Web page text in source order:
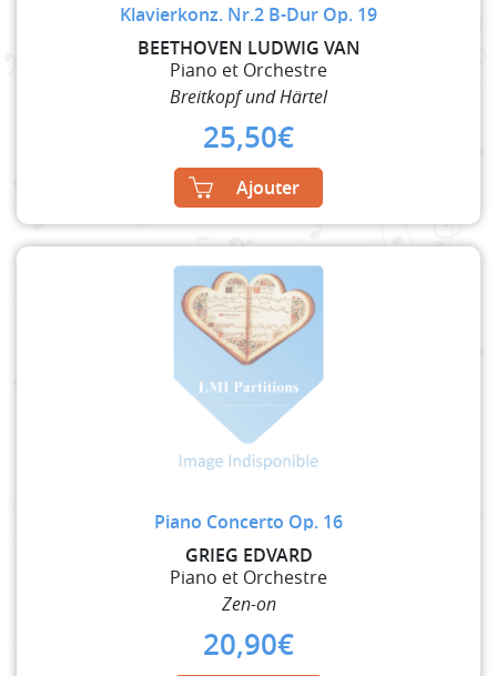
Klavierkonz. Nr.2 B-Dur Op. 19
BEETHOVEN LUDWIG VAN
Piano et Orchestre
Breitkopf und Härtel
25,50€
Ajouter
Piano Concerto Op. 16
GRIEG EDVARD
Piano et Orchestre
Zen-on
20,90€